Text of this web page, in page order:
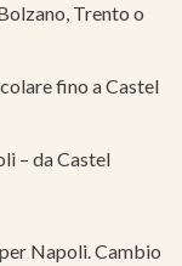
Trento o
fino a Castel
– da Castel
Napoli. Cambio